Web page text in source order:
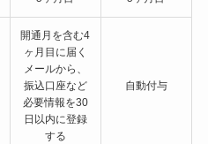
開通月を含む4
ヶ月目に届く
メールから、
振込口座など
必要情報を30
日以内に登録
する
自動付与